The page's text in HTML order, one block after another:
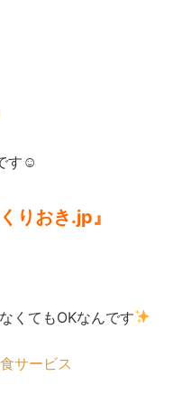
す☺
りおき.jp』
くてもOKなんです
サービス